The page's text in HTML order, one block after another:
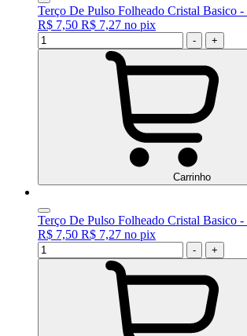
Terço De Pulso Folheado Cristal Basico -
R$ 7,50 R$ 7,27 no pix
- +
Carrinho
Terço De Pulso Folheado Cristal Basico -
R$ 7,50 R$ 7,27 no pix
- +